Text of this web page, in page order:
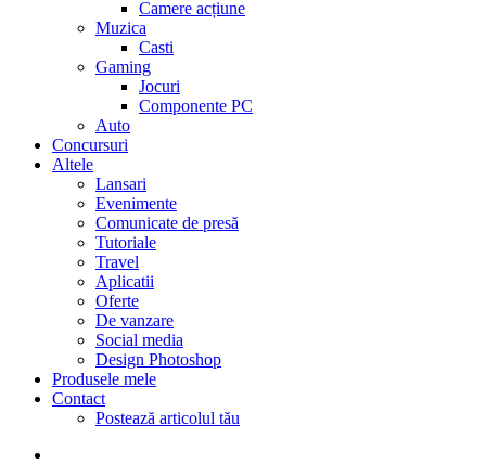
Camere acțiune
Muzica
Casti
Gaming
Jocuri
Componente PC
Auto
Concursuri
Altele
Lansari
Evenimente
Comunicate de presă
Tutoriale
Travel
Aplicatii
Oferte
De vanzare
Social media
Design Photoshop
Produsele mele
Contact
Postează articolul tău